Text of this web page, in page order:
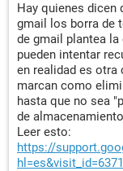
Hay quienes dicen
gmail los borra de
de gmail plantea
pueden intentar
en realidad es otra
marcan como
hasta que no sea
de
Leer esto:
https://